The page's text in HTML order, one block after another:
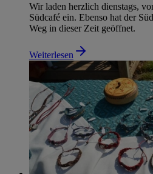
Wir laden herzlich dienstags,
Südcafé ein. Ebenso hat der
Weg in dieser Zeit geöffnet.
Weiterlesen